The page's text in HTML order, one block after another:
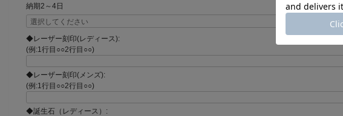
納期2～4日
◆レーザー刻印(レディース):
(例:1行目○○2行目○○)
◆レーザー刻印(メンズ):
(例:1行目○○2行目○○)
◆誕生石（レディース）: